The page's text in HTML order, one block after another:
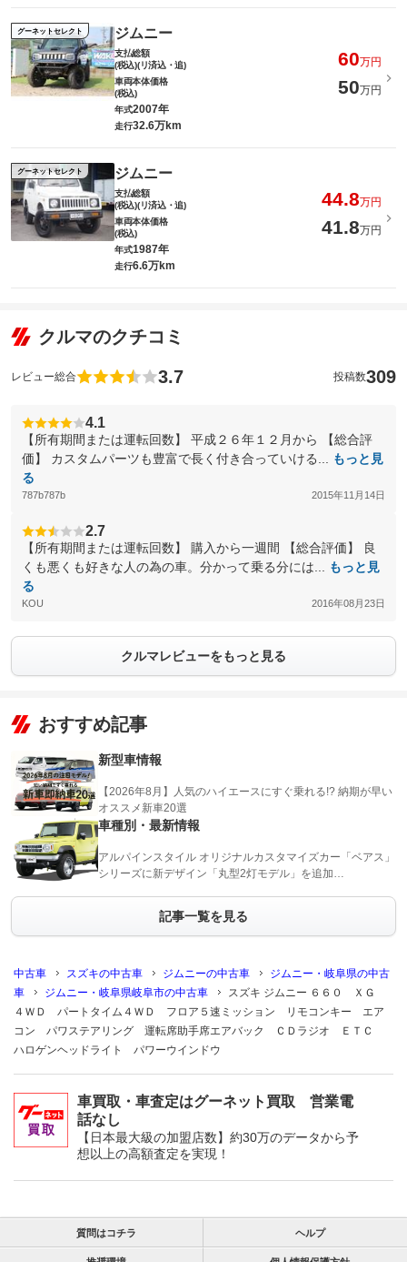
グーネットセレクト ジムニー
支払総額
(税込)(リ済込・追)
60万円
車両本体価格
(税込)
50万円
年式2007年
走行32.6万km
グーネットセレクト ジムニー
支払総額
(税込)(リ済込・追)
44.8万円
車両本体価格
(税込)
41.8万円
年式1987年
走行6.6万km
クルマのクチコミ
レビュー総合 3.7 投稿数309
4.1
【所有期間または運転回数】 平成２６年１２月から 【総合評
価】 カスタムパーツも豊富で長く付き合っていける...
もっと見
る
787b787b 2015年11月14日
2.7
【所有期間または運転回数】 購入から一週間 【総合評価】 良
くも悪くも好きな人の為の車。分かって乗る分には...
もっと見
る
KOU 2016年08月23日
クルマレビューをもっと見る
おすすめ記事
新型車情報
【2026年8月】人気のハイエースにすぐ乗れる!? 納期が早い
オススメ新車20選
車種別・最新情報
アルパインスタイル オリジナルカスタマイズカー「ベアス」
シリーズに新デザイン「丸型2灯モデル」を追加…
記事一覧を見る
中古車 スズキの中古車 ジムニーの中古車
ジムニー・岐阜県の中古
車
ジムニー・岐阜県岐阜市の中古車
スズキ ジムニー ６６０ ＸＧ
４ＷＤ パートタイム４ＷＤ フロア５速ミッション リモコンキー エア
コン パワステアリング 運転席助手席エアバック ＣＤラジオ ＥＴＣ
ハロゲンヘッドライト パワーウインドウ
車買取・車査定はグーネット買取 営業電
話なし
【日本最大級の加盟店数】約30万のデータから予
想以上の高額査定を実現！
質問はコチラ ヘルプ